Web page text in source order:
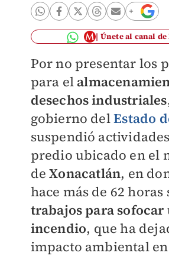
Únete al canal
Por no presentar los
para el
desechos
gobierno delEstado
suspendió
predio ubicado en el
deXonacatlán, en
hace más de 62
trabajos para sofocar
incendio, que ha
impacto ambiental